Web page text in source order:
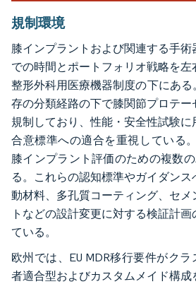
規制環境
膝インプラントおよび関連する手術
での時間とポートフォリオ戦略を
整形外科用医療機器制度の下にあ
存の分類経路の下で膝関節プロテ
規制しており、性能・安全性試験に
合意標準への適合を重視している
膝インプラント評価のための複数
る。これらの認知標準やガイダン
動材料、多孔質コーティング、セ
トなどの設計変更に対する検証計画
ている。
欧州では、EU MDR移行要件がク
者適合型およびカスタムメイド構